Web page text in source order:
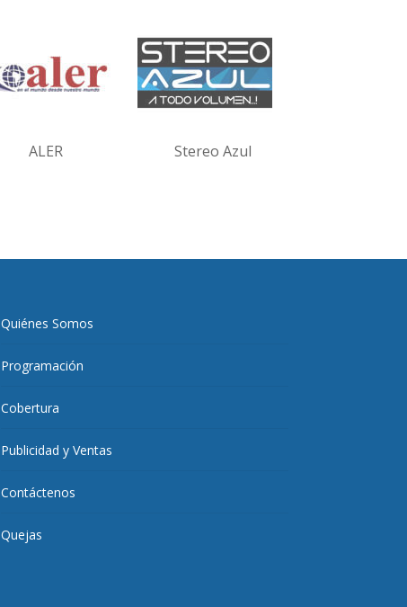
ALER Stereo Azul
Quiénes Somos
Programación
Cobertura
Publicidad y Ventas
Contáctenos
Quejas